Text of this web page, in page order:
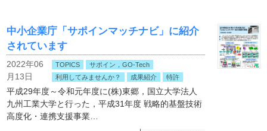
中小企業庁「サポインマッチナビ」に紹介
されています
2022年06
月13日
TOPICS
サポイン，GO-Tech
利用してみませんか？
成果紹介 特許
平成29年度～令和元年度に(株)東郷，国立大学法人
九州工業大学と行った，平成31年度 戦略的基盤技術
高度化・連携支援事業…